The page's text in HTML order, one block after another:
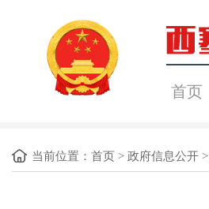
首页
当前位置： 首页 > 政府信息公开 >